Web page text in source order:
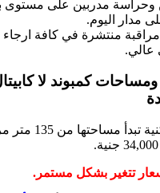
وحراسة مدربين على مستوى
مدار اليوم.
منتشرة في كافة ارجاء
عالي.
كمبوند لا
شقق سكنية
تتغير بشكل مستمر.